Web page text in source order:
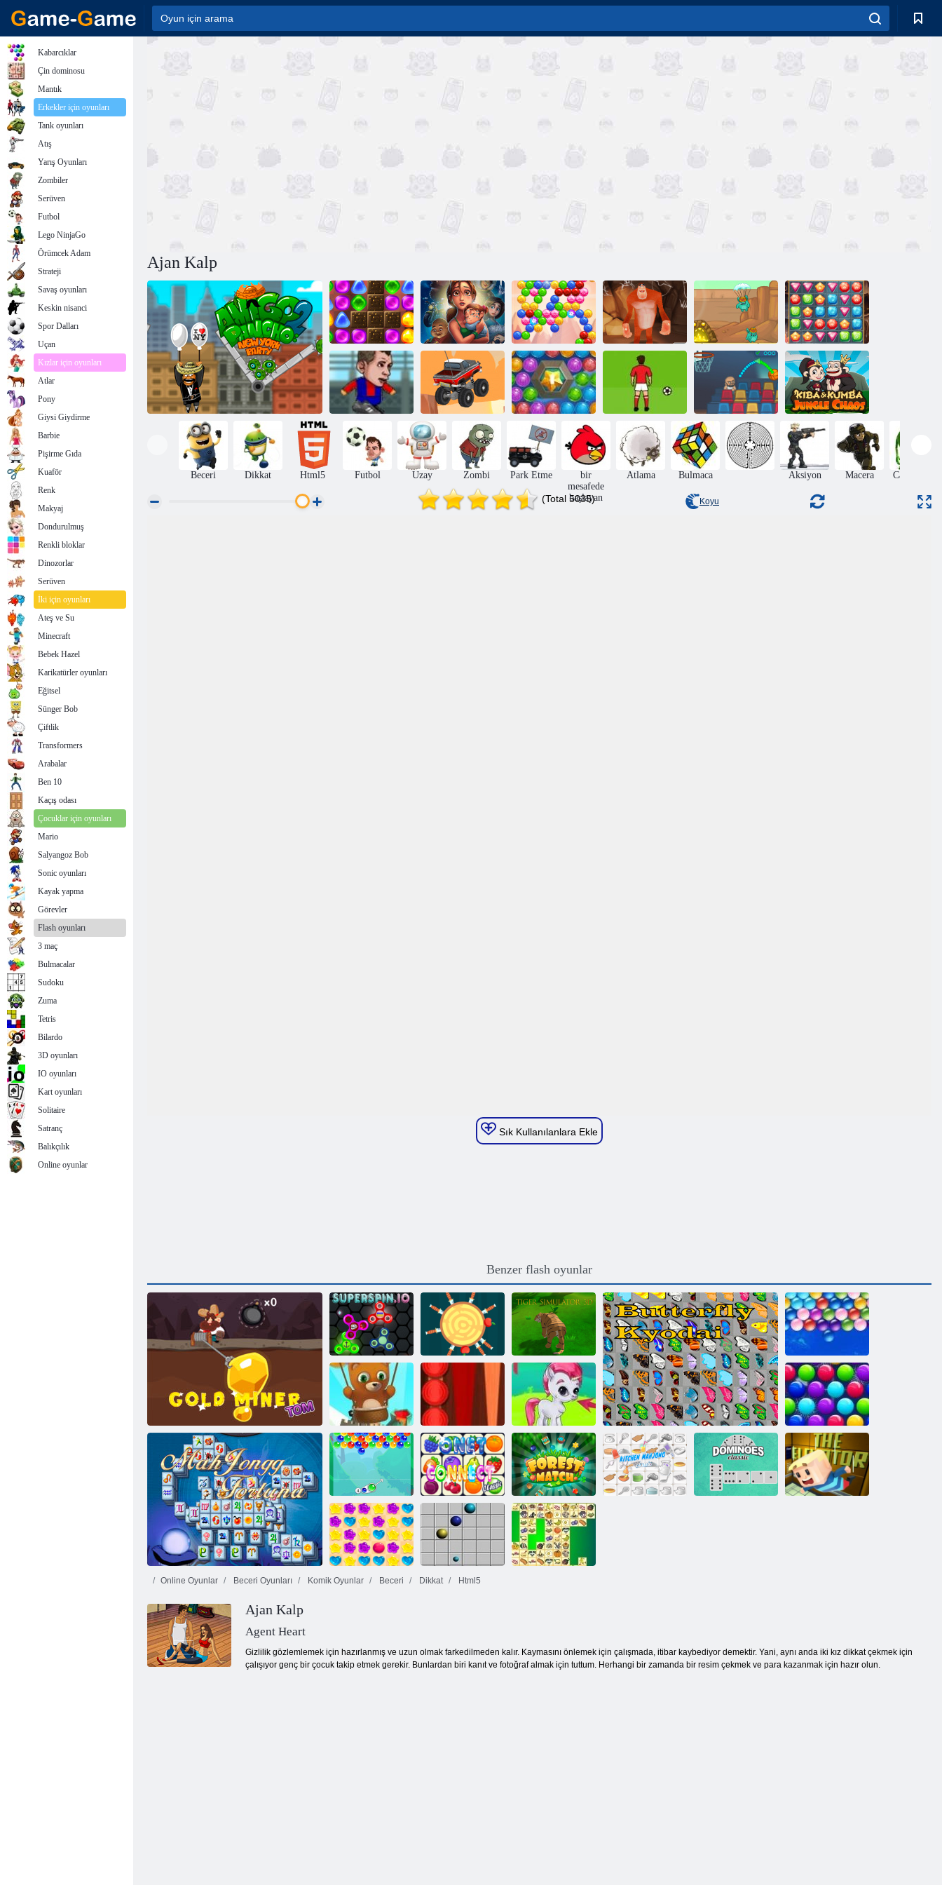
Ajan Kalp
Candyland 2'ye
geri dön
Lezzetli
Emily'nin
Umutlar ve
Korkular
Kabarcık Ruh Yeti hissi Minik Diggers Hazine avı
Futbol Headz
Cup 2
Sonsuz Kamyon
Deniz Bubble
Dünya Kupası
Penaltı
Basket
Şampiyonları
Kiba ve Kumba:
Orman Kaosu
Beceri Dikkat Html5 Futbol Uzay Zombi Park Etme
bir
mesafede
başlayan
Atlama Bulmaca Aksiyon Macera Canavarlar
(Total 5035) Koyu
Sık Kullanılanlara Ekle
Benzer flash oyunlar
Altın Madenci Tom
Superspin. io Bıçak Hit Online
Tiger Simulator
3D
Sonsuz Bubbles
Bubble Shooter
Sonsuz
Tavla Klasik
Klasik
Kabarcık Gemes
Smarty Bubbles
XMas Sürümü
Kabarcık
Charms
Orman maçı
Online Oyunlar Beceri Oyunları Komik Oyunlar Beceri Dikkat Html5
Ajan Kalp
Agent Heart
Gizlilik gözlemlemek için hazırlanmış ve uzun olmak farkedilmeden kalır. Kaymasını önlemek için çalışmada, itibar kaybediyor demektir. Yani, aynı anda iki kız dikkat çekmek için
çalışıyor genç bir çocuk takip etmek gerekir. Bunlardan biri kanıt ve fotoğraf almak için tuttum. Herhangi bir zamanda bir resim çekmek ve para kazanmak için hazır olun.
Kabarcıklar
Çin dominosu
Mantık
Erkekler için oyunları
Tank oyunları
Atış
Yarış Oyunları
Zombiler
Serüven
Futbol
Lego NinjaGo
Örümcek Adam
Strateji
Savaş oyunları
Keskin nisanci
Spor Dalları
Uçan
Kızlar için oyunları
Atlar
Pony
Giysi Giydirme
Barbie
Pişirme Gıda
Kuaför
Renk
Makyaj
Dondurulmuş
Renkli bloklar
Dinozorlar
Serüven
İki için oyunları
Ateş ve Su
Minecraft
Bebek Hazel
Karikatürler oyunları
Eğitsel
Sünger Bob
Çiftlik
Transformers
Arabalar
Ben 10
Kaçış odası
Çocuklar için oyunları
Mario
Salyangoz Bob
Sonic oyunları
Kayak yapma
Görevler
Flash oyunları
3 maç
Bulmacalar
Sudoku
Zuma
Tetris
Bilardo
3D oyunları
IO oyunları
Kart oyunları
Solitaire
Satranç
Balıkçılık
Online oyunlar